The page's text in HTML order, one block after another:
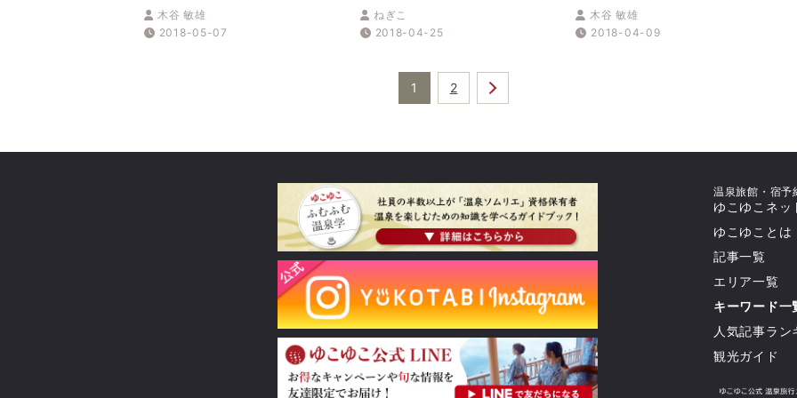
「第4回：温泉と食でイキイ
キと蘇る『熊野古道』」
木谷 敏雄
2018-05-07
立ち寄りたい！人気スポット
８選
ねぎこ
2018-04-25
蘇りの道『熊野古道』の芸術
的な森林浴を体験する」
木谷 敏雄
2018-04-09
1 2
温泉旅館・宿予
ゆこゆこネッ
ゆこゆことは
記事一覧
エリア一覧
キーワード一
人気記事ラン
観光ガイド